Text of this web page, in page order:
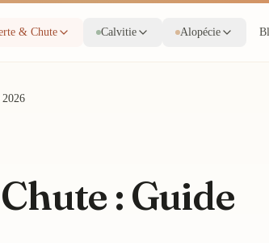
& Chute Calvitie Alopécie
: Guide